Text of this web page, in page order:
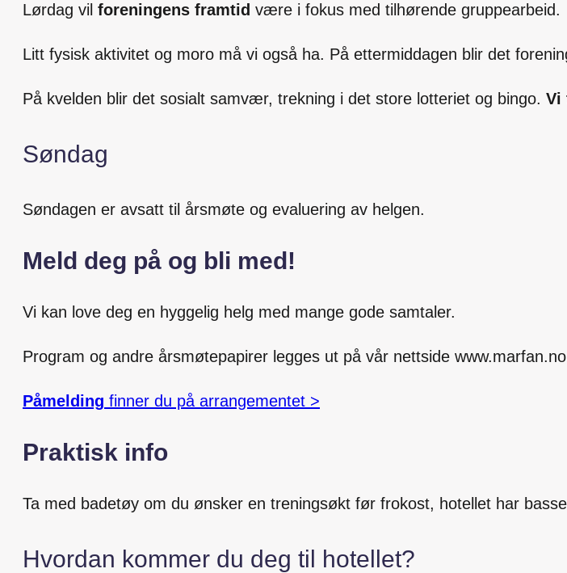
Lørdag vil foreningens framtid være i fokus med tilhørende gruppearbeid.
Litt fysisk aktivitet og moro må vi også ha. På ettermiddagen blir det
På kvelden blir det sosialt samvær, trekning i det store lotteriet og bingo. Vi
Søndag
Søndagen er avsatt til årsmøte og evaluering av helgen.
Meld deg på og bli med!
Vi kan love deg en hyggelig helg med mange gode samtaler.
Program og andre årsmøtepapirer legges ut på vår nettside
Påmelding finner du på arrangementet >
Praktisk info
Ta med badetøy om du ønsker en treningsøkt før frokost, hotellet har
Hvordan kommer du deg til hotellet?